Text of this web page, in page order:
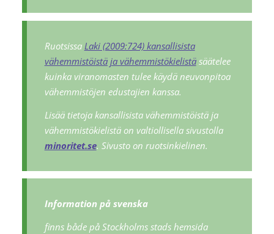
Ruotsissa Laki (2009:724) kansallisista
vähemmistöistä ja vähemmistökielistä säätelee
kuinka viranomasten tulee käydä neuvonpitoa
vähemmistöjen edustajien kanssa.
Lisää tietoja kansallisista vähemmistöistä ja
vähemmistökielistä on valtiollisella sivustolla
minoritet.se. Sivusto on ruotsinkielinen.
Information på svenska
finns både på Stockholms stads hemsida